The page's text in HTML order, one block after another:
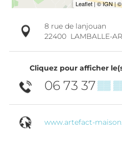
8 rue de lanjouan
22400 LAMBALLE-
Cliquez pour afficher
06 73 37▒▒
www.artefact-